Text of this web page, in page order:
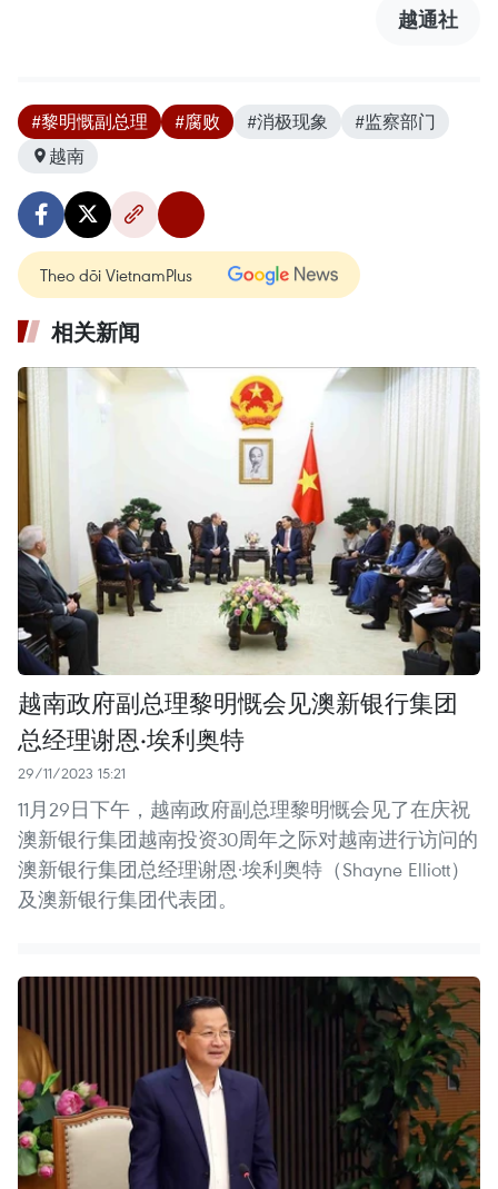
越通社
#黎明慨副总理 #腐败 #消极现象
#监察部门
越南
Theo dõi VietnamPlus
相关新闻
越南政府副总理黎明慨会见澳新银行集团
总经理谢恩·埃利奥特
29/11/2023 15:21
11月29日下午，越南政府副总理黎明慨会见了在庆祝
澳新银行集团越南投资30周年之际对越南进行访问的
澳新银行集团总经理谢恩·埃利奥特（Shayne Elliott）
及澳新银行集团代表团。